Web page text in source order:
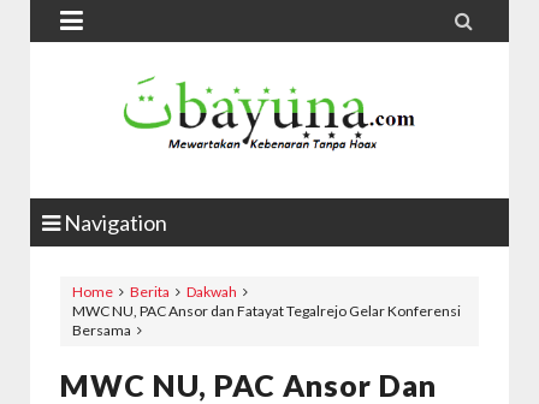
 
Navigation
Home Berita
Dakwah
MWC NU, PAC Ansor dan Fatayat Tegalrejo Gelar Konferensi
Bersama
MWC NU, PAC Ansor Dan